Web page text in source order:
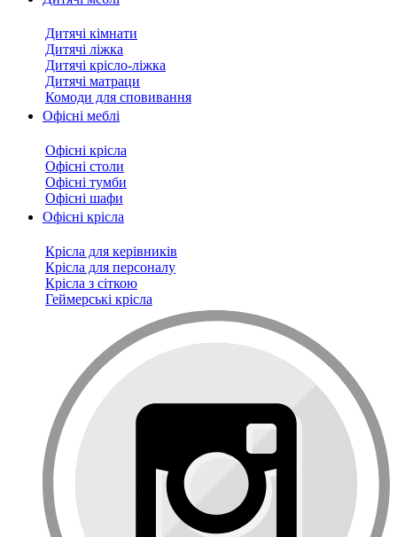
Дитячі кімнати
Дитячі ліжка
Дитячі крісло-ліжка
Дитячі матраци
Комоди для сповивання
Офісні меблі
Офісні крісла
Офісні столи
Офісні тумби
Офісні шафи
Офісні крісла
Крісла для керівників
Крісла для персоналу
Крісла з сіткою
Геймерські крісла